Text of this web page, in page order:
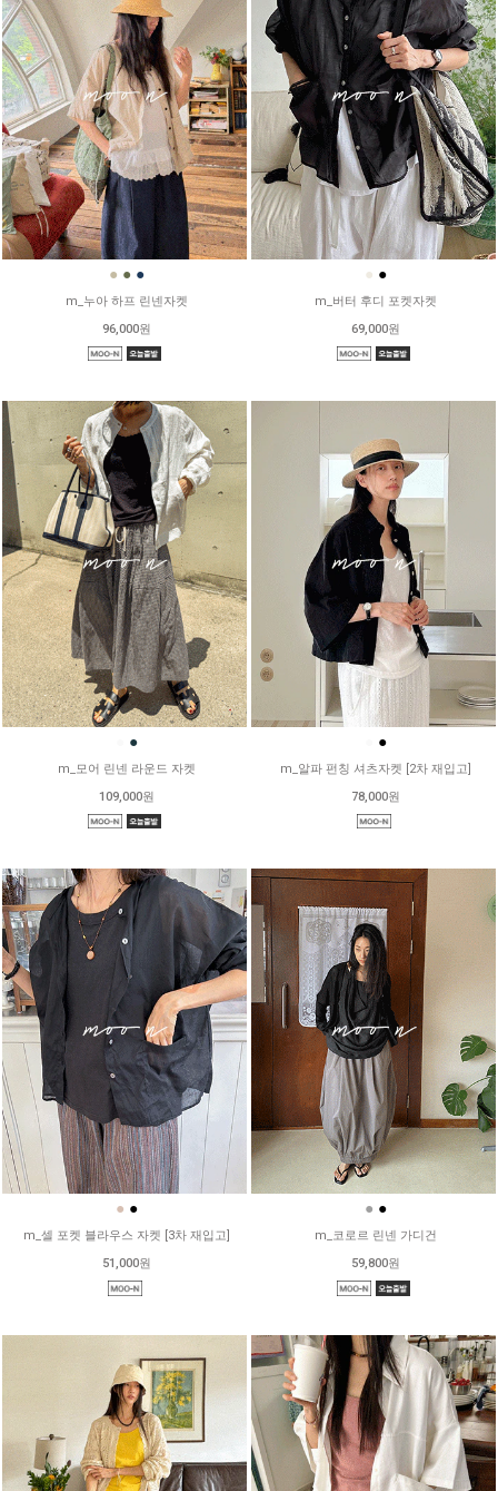
● ● ●
m_누아 하프 린넨자켓
96,000원
● ●
m_버터 후디 포켓자켓
69,000원
●
m_모어 린넨 라운드 자켓
109,000원
●
m_알파 펀칭 셔츠자켓 [2차 재입고]
78,000원
● ●
m_셀 포켓 블라우스 자켓 [3차 재입고]
51,000원
● ●
m_코로르 린넨 가디건
59,800원